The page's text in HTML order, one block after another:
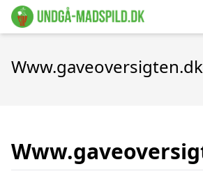
Www.gaveoversigten.dk